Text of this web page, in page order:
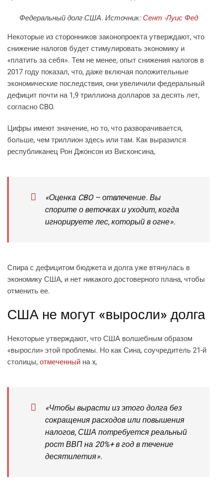
Федеральный долг США. Источник:Сент -Луис Фед
Некоторые из сторонников законопроекта утверждают, что
снижение налогов будет стимулировать экономику и
«платить за себя». Тем не менее, опыт снижения налогов в
2017 году показал, что, даже включая положительные
экономические последствия, они увеличили федеральный
дефицит почти на 1,9 триллиона долларов за десять лет,
согласно CBO.
Цифры имеют значение, но то, что разворачивается,
больше, чем триллион здесь или там. Как выразился
республиканец Рон Джонсон из Висконсина,
«Оценка CBO – отвлечение. Вы
спорите о веточках и уходит, когда
игнорируете лес, который в огне».
Спира с дефицитом бюджета и долга уже втянулась в
экономику США, и нет никакого достоверного плана, чтобы
отменить ее.
США не могут «выросли» долга
Некоторые утверждают, что США волшебным образом
«выросли» этой проблемы. Но как Сина, соучредитель 21-й
столицы, отмеченный на x,
«Чтобы вырасти из этого долга без
сокращения расходов или повышения
налогов, США потребуется реальный
рост ВВП на 20%+ в год в течение
десятилетия».